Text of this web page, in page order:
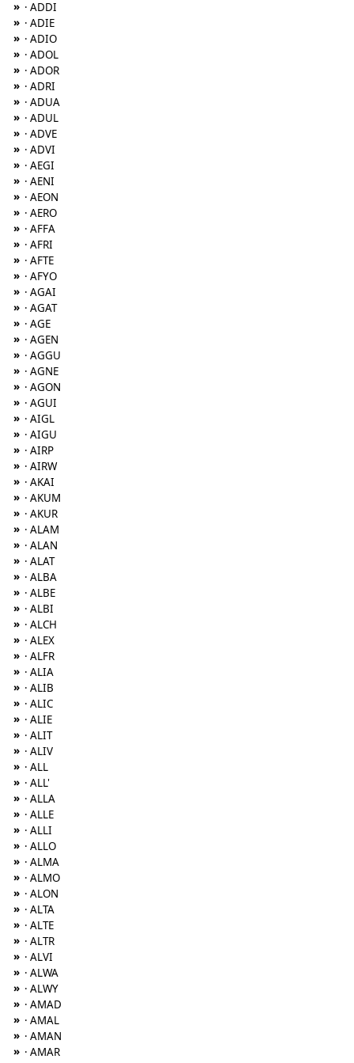
» · ADDI
» · ADIE
» · ADIO
» · ADOL
» · ADOR
» · ADRI
» · ADUA
» · ADUL
» · ADVE
» · ADVI
» · AEGI
» · AENI
» · AEON
» · AERO
» · AFFA
» · AFRI
» · AFTE
» · AFYO
» · AGAI
» · AGAT
» · AGE
» · AGEN
» · AGGU
» · AGNE
» · AGON
» · AGUI
» · AIGL
» · AIGU
» · AIRP
» · AIRW
» · AKAI
» · AKUM
» · AKUR
» · ALAM
» · ALAN
» · ALAT
» · ALBA
» · ALBE
» · ALBI
» · ALCH
» · ALEX
» · ALFR
» · ALIA
» · ALIB
» · ALIC
» · ALIE
» · ALIT
» · ALIV
» · ALL
» · ALL'
» · ALLA
» · ALLE
» · ALLI
» · ALLO
» · ALMA
» · ALMO
» · ALON
» · ALTA
» · ALTE
» · ALTR
» · ALVI
» · ALWA
» · ALWY
» · AMAD
» · AMAL
» · AMAN
» · AMAR